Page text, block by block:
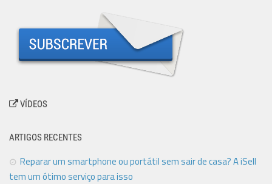
VÍDEOS
ARTIGOS RECENTES
Reparar um smartphone ou portátil sem sair de casa? A iSell
tem um ótimo serviço para isso